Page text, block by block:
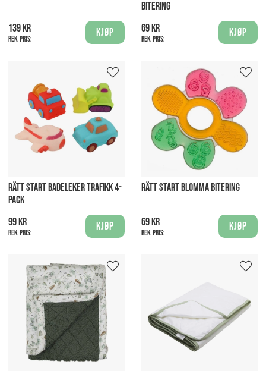
139 kr
Rek. pris:
Kjøp
BITERING
69 kr
Rek. pris:
Kjøp
RÄTT START BADELEKER TRAFIKK 4-
PACK
99 kr
Rek. pris:
Kjøp
RÄTT START BLOMMA BITERING
69 kr
Rek. pris:
Kjøp